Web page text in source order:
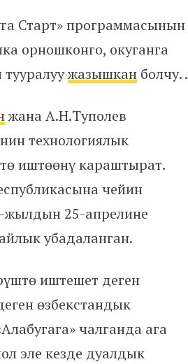
Старт» программасынын
орношконго, окуганга
тууралуужазышкан болчу. .
жана А.Н.Туполев
технологиялык
иштөөнү караштырат.
чейин
жылдын 25-апрелине
убадаланган.
иштешет деген
өзбекстандык
чалганда ага
эле кезде дуалдык